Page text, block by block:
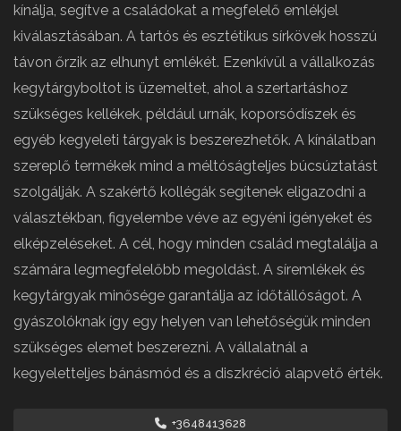
kínálja, segítve a családokat a megfelelő emlékjel
kiválasztásában. A tartós és esztétikus sírkövek hosszú
távon őrzik az elhunyt emlékét. Ezenkívül a vállalkozás
kegytárgyboltot is üzemeltet, ahol a szertartáshoz
szükséges kellékek, például urnák, koporsódíszek és
egyéb kegyeleti tárgyak is beszerezhetők. A kínálatban
szereplő termékek mind a méltóságteljes búcsúztatást
szolgálják. A szakértő kollégák segítenek eligazodni a
választékban, figyelembe véve az egyéni igényeket és
elképzeléseket. A cél, hogy minden család megtalálja a
számára legmegfelelőbb megoldást. A síremlékek és
kegytárgyak minősége garantálja az időtállóságot. A
gyászolóknak így egy helyen van lehetőségük minden
szükséges elemet beszerezni. A vállalatnál a
kegyeletteljes bánásmód és a diszkréció alapvető érték.
+3648413628